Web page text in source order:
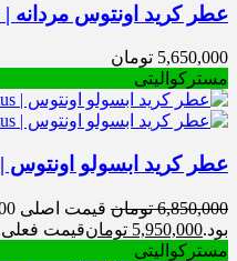
عطر کرید اونتوس مردانه | Creed Aventus
5,650,000 تومان
مسترکوالیتی
عطر کرید ابسولو اونتوس | Creed Absolu Aventus
6,850,000 تومان
بود.5,950,000 تومانقیمت فعلی 5,950,000 تومان است.
مسترکوالیتی